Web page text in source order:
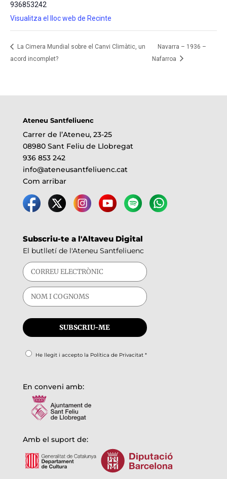
936853242
Visualitza el lloc web de Recinte
La Cimera Mundial sobre el Canvi Climàtic, un
acord incomplet?
Navarra – 1936 –
Nafarroa
Ateneu Santfeliuenc
Carrer de l’Ateneu, 23-25
08980 Sant Feliu de Llobregat
936 853 242
info@ateneusantfeliuenc.cat
Com arribar
Subscriu-te a l'Altaveu Digital
El butlletí de l'Ateneu Santfeliuenc
He llegit i accepto la Política de Privacitat*
En conveni amb:
Amb el suport de: